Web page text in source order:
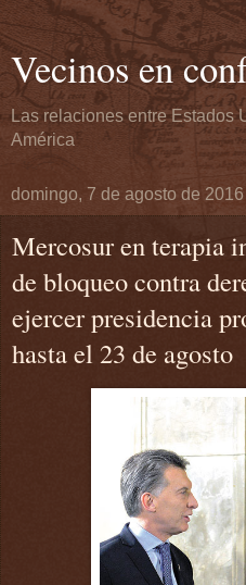
Vecinos en
Las relaciones entre Estados
América
domingo, 7 de agosto de 2016
Mercosur en terapia
de bloqueo contra
ejercer presidencia
hasta el 23 de agosto